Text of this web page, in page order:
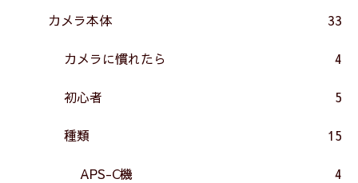
カメラ本体 33
カメラに慣れたら 4
初心者 5
種類 15
APS-C機 4